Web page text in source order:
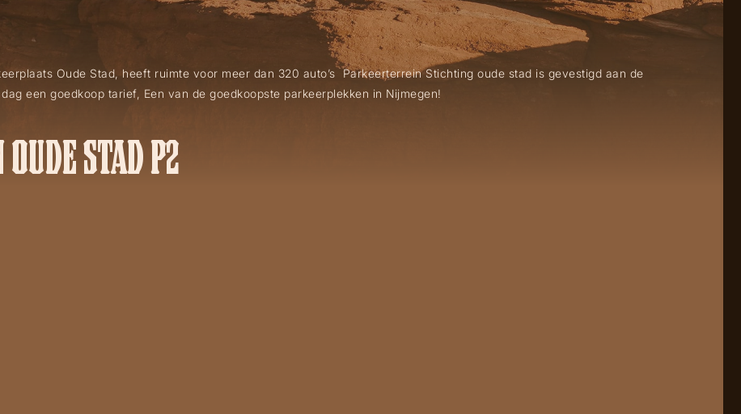
Oude Stad, heeft ruimte voor meer dan 320 auto’s Parkeerterrein Stichting oude stad is gevestigd aan de
een goedkoop tarief, Een van de goedkoopste parkeerplekken in Nijmegen!
STAD P2